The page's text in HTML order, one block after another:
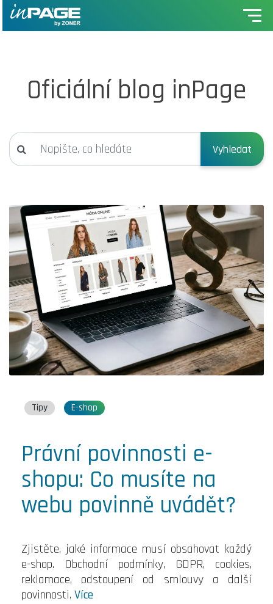
Oficiální blog inPage
Vyhledat
Tipy E-shop
Právní povinnosti e-
shopu: Co musíte na
webu povinně uvádět?
Zjistěte, jaké informace musí obsahovat každý
e-shop. Obchodní podmínky, GDPR, cookies,
reklamace, odstoupení od smlouvy a další
povinnosti. Více